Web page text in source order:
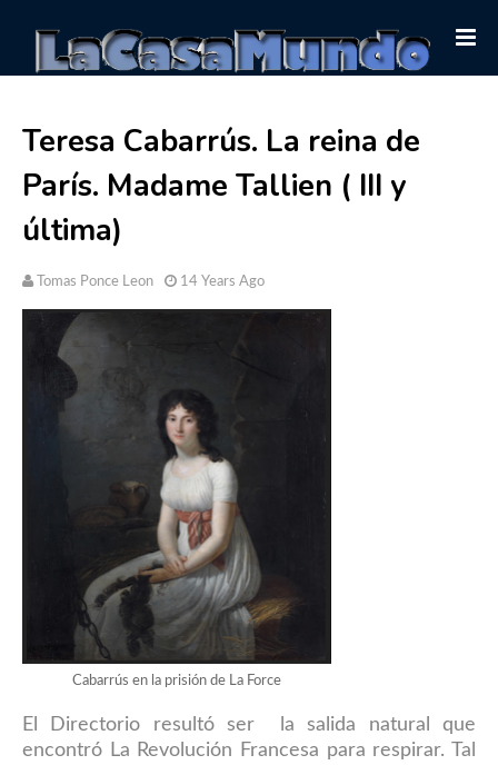
Teresa Cabarrús. La reina de
París. Madame Tallien ( III y
última)
Tomas Ponce Leon 14 Years Ago
Cabarrús en la prisión de La Force
El Directorio resultó ser la salida natural que
encontró La Revolución Francesa para respirar. Tal